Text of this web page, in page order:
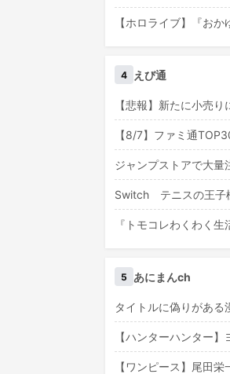
【ホロライブ】『お
4 えび通
【悲報】新たに小売
【8/7】ファミ通
ジャンプストアで大
Switch テニスの王
『トモコレわくわく
5 あにまんch
タイトルに偽りがある
【ハンターハンター
【ワンピース】尾田